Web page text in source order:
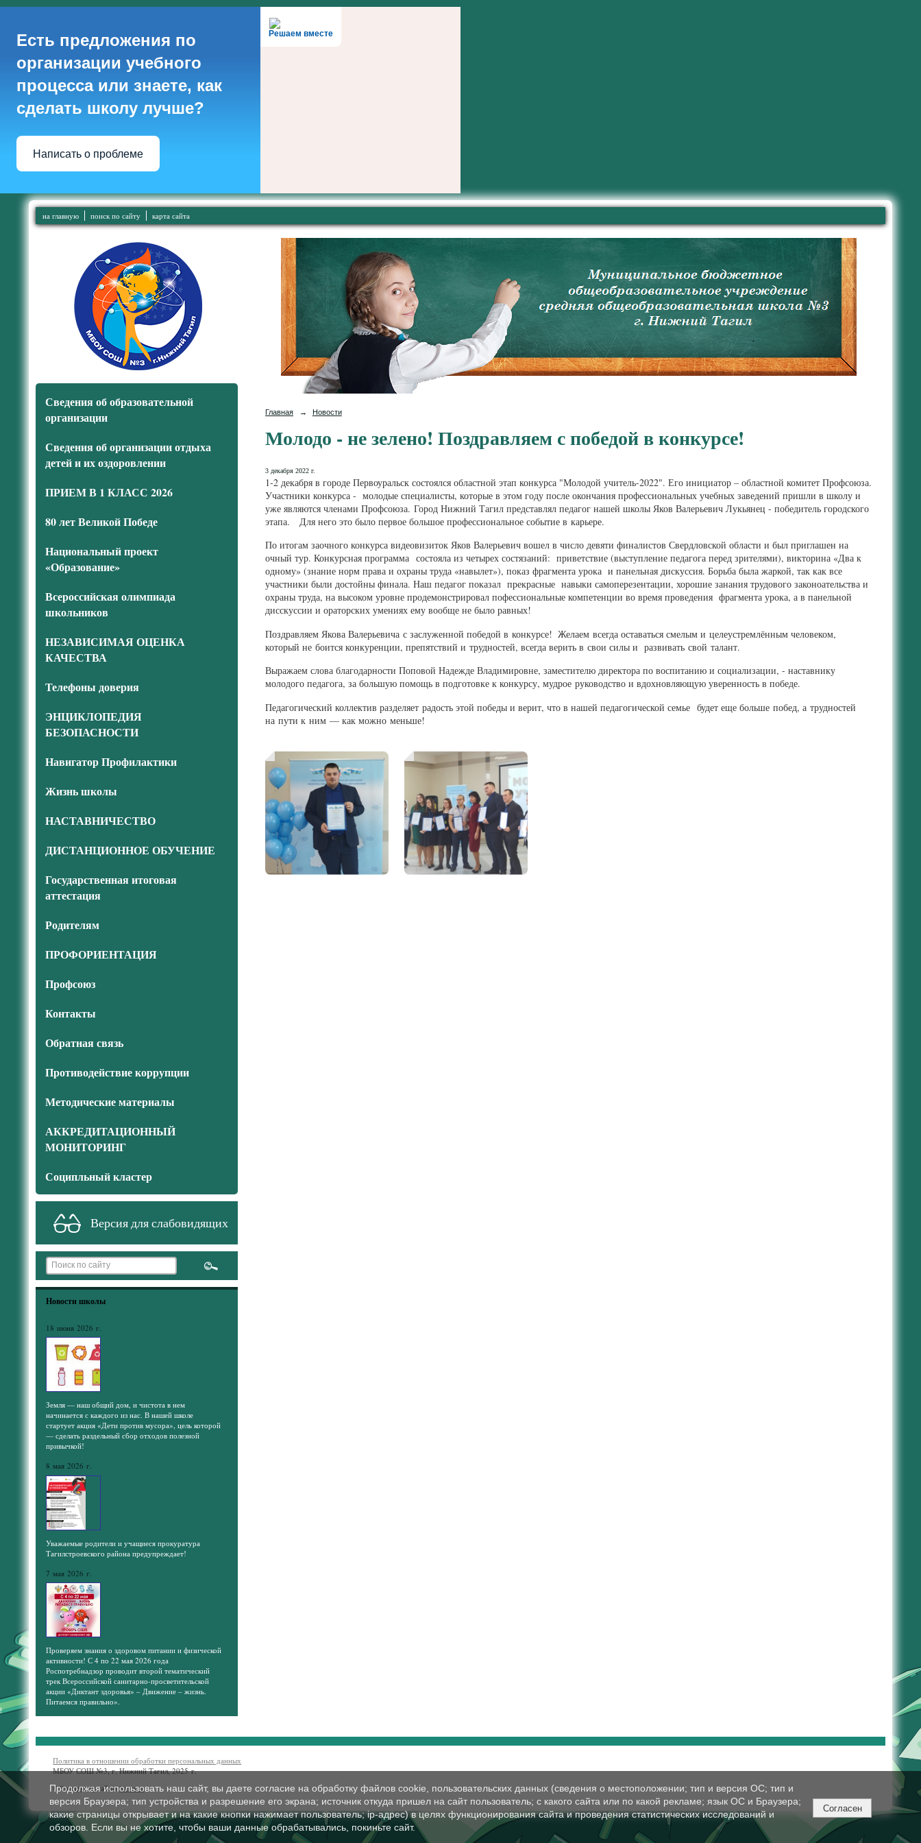
Решаем вместе
Есть предложения по
организации учебного
процесса или знаете, как
сделать школу лучше?
Написать о проблеме
на главную поиск по сайту карта сайта
Сведения об образовательной
организации
Сведения об организации отдыха
детей и их оздоровлении
ПРИЕМ В 1 КЛАСС 2026
80 лет Великой Победе
Национальный проект
«Образование»
Всероссийская олимпиада
школьников
НЕЗАВИСИМАЯ ОЦЕНКА
КАЧЕСТВА
Телефоны доверия
ЭНЦИКЛОПЕДИЯ
БЕЗОПАСНОСТИ
Навигатор Профилактики
Жизнь школы
НАСТАВНИЧЕСТВО
ДИСТАНЦИОННОЕ ОБУЧЕНИЕ
Государственная итоговая
аттестация
Родителям
ПРОФОРИЕНТАЦИЯ
Профсоюз
Контакты
Обратная связь
Противодействие коррупции
Методические материалы
АККРЕДИТАЦИОННЫЙ
МОНИТОРИНГ
Соципльный кластер
Версия для слабовидящих
Новости школы
18 июня 2026 г.
Земля — наш общий дом, и чистота в нем
начинается с каждого из нас. В нашей школе
стартует акция «Дети против мусора», цель которой
— сделать раздельный сбор отходов полезной
привычкой!
8 мая 2026 г.
Уважаемые родители и учащиеся прокуратура
Тагилстроевского района предупреждает!
7 мая 2026 г.
Проверяем знания о здоровом питании и физической
активности! С 4 по 22 мая 2026 года
Роспотребнадзор проводит второй тематический
трек Всероссийской санитарно-просветительской
акции «Диктант здоровья» – Движение – жизнь.
Питаемся правильно».
Главная → Новости
Молодо - не зелено! Поздравляем с победой в конкурсе!
3 декабря 2022 г.
1-2 декабря в городе Первоуральск состоялся областной этап конкурса "Молодой учитель-2022". Его инициатор – областной комитет Профсоюза.
Участники конкурса - молодые специалисты, которые в этом году после окончания профессиональных учебных заведений пришли в школу и
уже являются членами Профсоюза. Город Нижний Тагил представлял педагог нашей школы Яков Валерьевич Лукьянец - победитель городского
этапа. Для него это было первое большое профессиональное событие в карьере.
По итогам заочного конкурса видеовизиток Яков Валерьевич вошел в число девяти финалистов Свердловской области и был приглашен на
очный тур. Конкурсная программа состояла из четырех состязаний: приветствие (выступление педагога перед зрителями), викторина «Два к
одному» (знание норм права и охраны труда «навылет»), показ фрагмента урока и панельная дискуссия. Борьба была жаркой, так как все
участники были достойны финала. Наш педагог показал прекрасные навыки самоперезентации, хорошие занания трудового законоательства и
охраны труда, на высоком уровне продемонстрировал пофессиональные компетенции во время проведения фрагмента урока, а в панельной
дисскуссии и ораторских умениях ему вообще не было равных!
Поздравляем Якова Валерьевича с заслуженной победой в конкурсе! Желаем всегда оставаться смелым и целеустремлённым человеком,
который не боится конкуренции, препятствий и трудностей, всегда верить в свои силы и развивать свой талант.
Выражаем слова благодарности Поповой Надежде Владимировне, заместителю директора по воспитанию и социализации, - наставнику
молодого педагога, за большую помощь в подготовке к конкурсу, мудрое руководство и вдохновляющую уверенность в победе.
Педагогический коллектив разделяет радость этой победы и верит, что в нашей педагогической семье будет еще больше побед, а трудностей
на пути к ним — как можно меньше!
Политика в отношении обработки персональных данных
МБОУ СОШ №3, г. Нижний Тагил, 2025 г.
© Конструктор сайтовNubex.ru
Продолжая использовать наш сайт, вы даете согласие на обработку файлов cookie, пользовательских данных (сведения о местоположении; тип и версия ОС; тип и
версия Браузера; тип устройства и разрешение его экрана; источник откуда пришел на сайт пользователь; с какого сайта или по какой рекламе; язык ОС и Браузера;
какие страницы открывает и на какие кнопки нажимает пользователь; ip-адрес) в целях функционирования сайта и проведения статистических исследований и
обзоров. Если вы не хотите, чтобы ваши данные обрабатывались, покиньте сайт.
Согласен